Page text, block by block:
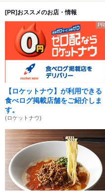
[PR]おススメのお店・情報
PR
【ロケットナウ】が利用できる
食べログ掲載店舗をご紹介しま
す。
(ロケットナウ)